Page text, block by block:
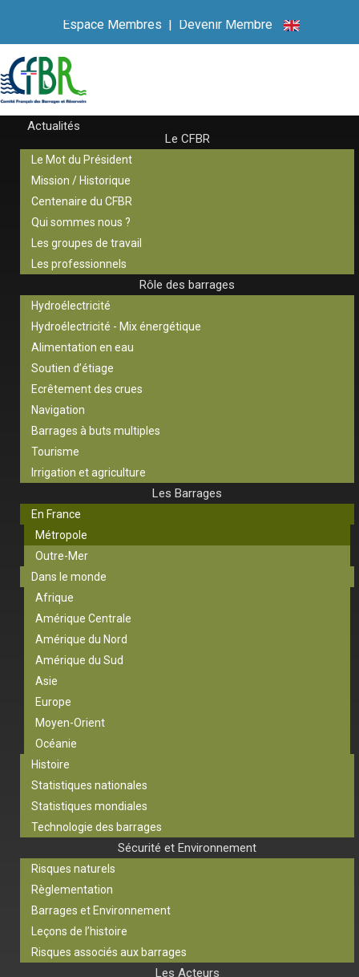
Espace Membres | Devenir Membre
Actualités
Le CFBR
Le Mot du Président
Mission / Historique
Centenaire du CFBR
Qui sommes nous ?
Les groupes de travail
Les professionnels
Rôle des barrages
Hydroélectricité
Hydroélectricité - Mix énergétique
Alimentation en eau
Soutien d’étiage
Ecrêtement des crues
Navigation
Barrages à buts multiples
Tourisme
Irrigation et agriculture
Les Barrages
En France
Métropole
Outre-Mer
Dans le monde
Afrique
Amérique Centrale
Amérique du Nord
Amérique du Sud
Asie
Europe
Moyen-Orient
Océanie
Histoire
Statistiques nationales
Statistiques mondiales
Technologie des barrages
Sécurité et Environnement
Risques naturels
Règlementation
Barrages et Environnement
Leçons de l’histoire
Risques associés aux barrages
Les Acteurs